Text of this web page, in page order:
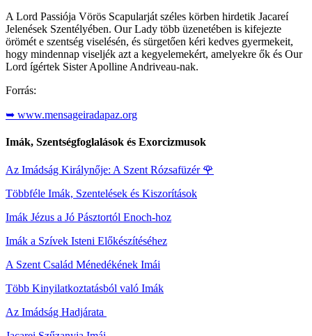
A Lord Passiója Vörös Scapularját széles körben hirdetik Jacareí
Jelenések Szentélyében. Our Lady több üzenetében is kifejezte
örömét e szentség viselésén, és sürgetően kéri kedves gyermekeit,
hogy mindennap viseljék azt a kegyelemekért, amelyekre ők és Our
Lord ígértek Sister Apolline Andriveau-nak.
Forrás:
➥ www.mensageiradapaz.org
Imák, Szentségfoglalások és Exorcizmusok
Az Imádság Királynője: A Szent Rózsafüzér 🌹
Többféle Imák, Szentelések és Kiszorítások
Imák Jézus a Jó Pásztortól Enoch-hoz
Imák a Szívek Isteni Előkészítéséhez
A Szent Család Ménedékének Imái
Több Kinyilatkoztatásból való Imák
Az Imádság Hadjárata